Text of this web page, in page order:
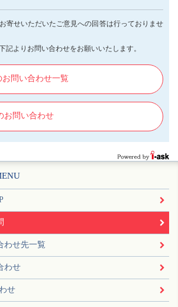
寄せいただいたご意見への回答は行っておりませ
記よりお問い合わせをお願いいたします。
お問い合わせ一覧
お問い合わせ
わせ先一覧
わせ
せ